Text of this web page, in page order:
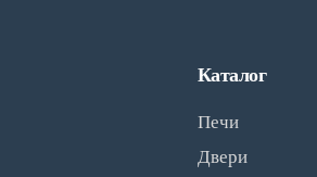
Каталог
Печи
Двери